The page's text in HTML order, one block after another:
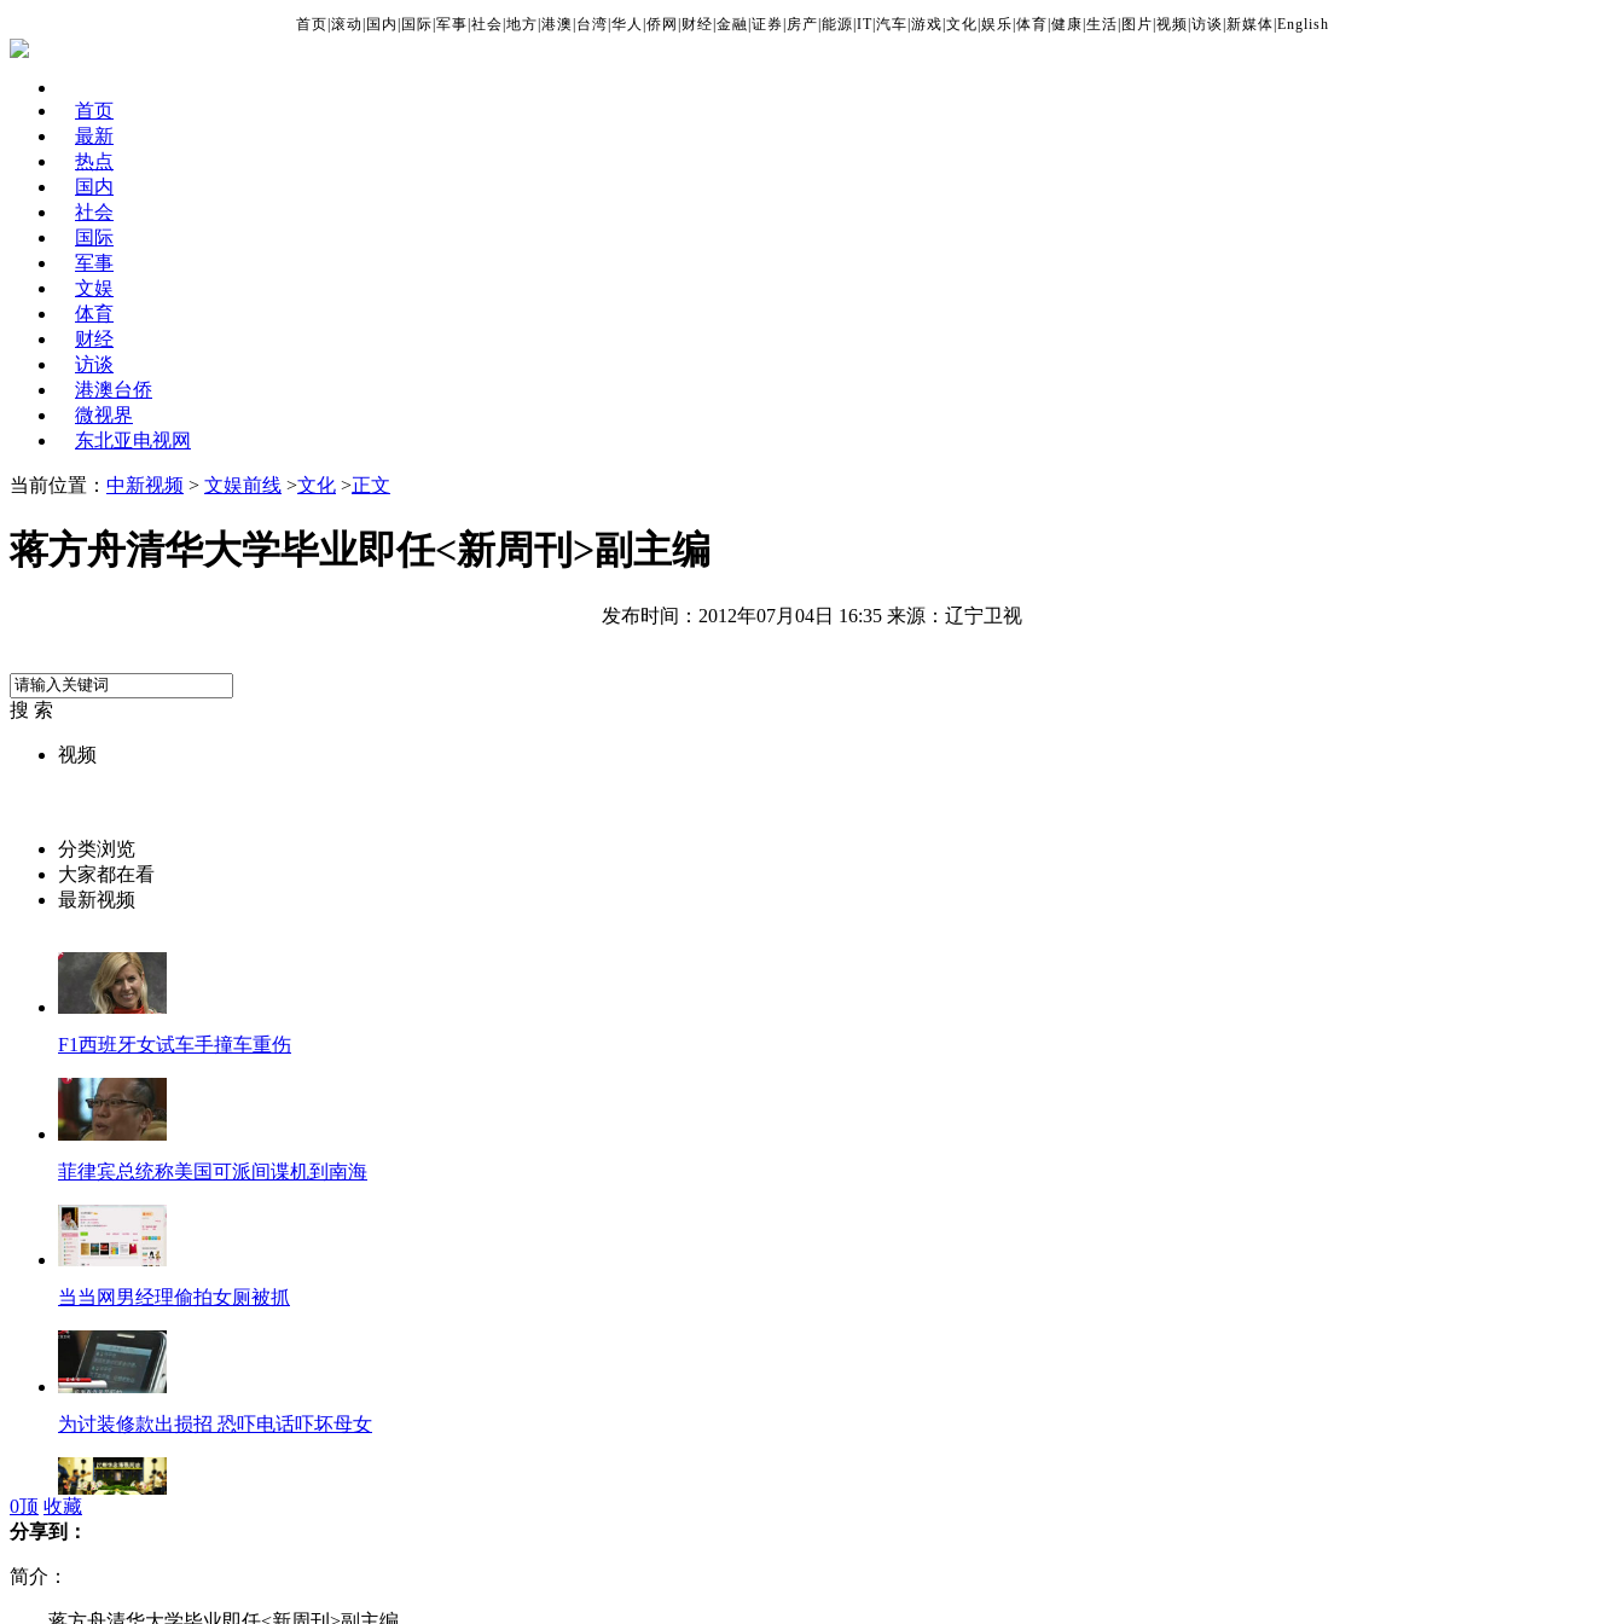
首页 滚动 国内 国际 军事 社会 地方 港澳 台湾 华人 侨网 财经 金融 证券 房产 能源 IT| 汽车 游戏 文化 娱乐 体育 健康 生活 图片 视频 访谈 新媒体 English
首页
最新
热点
国内
社会
国际
军事
文娱
体育
财经
访谈
港澳台侨
微视界
东北亚电视网
当前位置： 中新视频 > 文娱前线 >文化 >正文
蒋方舟清华大学毕业即任<新周刊>副主编
发布时间：2012年07月04日 16:35 来源：辽宁卫视
搜 索
视频
分类浏览
大家都在看
最新视频
F1西班牙女试车手撞车重伤
菲律宾总统称美国可派间谍机到南海
当当网男经理偷拍女厕被抓
为讨装修款出损招 恐吓电话吓坏母女
0顶 收藏
分享到：
简介：